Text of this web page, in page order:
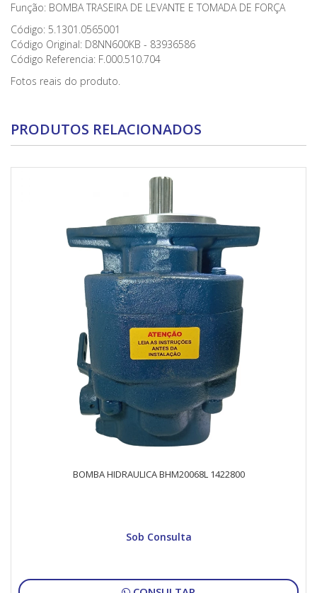
Função: BOMBA TRASEIRA DE LEVANTE E TOMADA DE FORÇA
Código: 5.1301.0565001
Código Original: D8NN600KB - 83936586
Código Referencia: F.000.510.704
Fotos reais do produto.
PRODUTOS RELACIONADOS
BOMBA HIDRAULICA BHM20068L 1422800
Sob Consulta